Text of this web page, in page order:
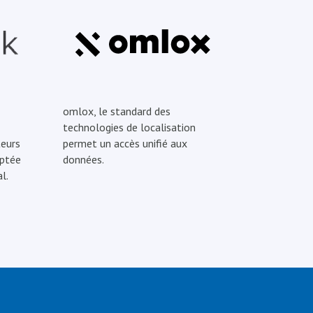
omlox, le standard des
technologies de localisation
permet un accès unifié aux
données.